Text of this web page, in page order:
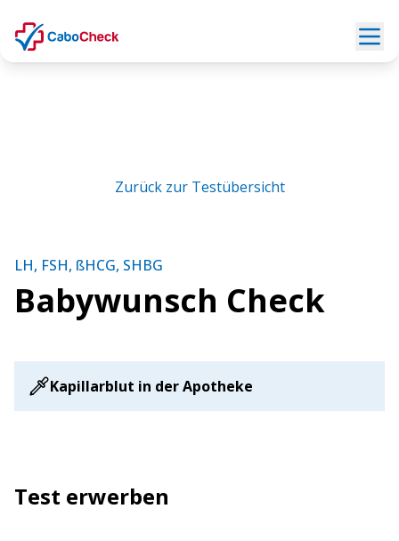
Zurück zur Testübersicht
LH, FSH, ßHCG, SHBG
Babywunsch Check
Kapillarblut in der Apotheke
Test erwerben